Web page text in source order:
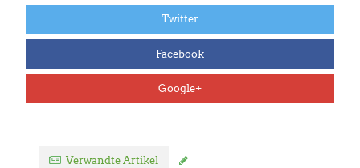
Twitter
Facebook
Google+
Verwandte Artikel